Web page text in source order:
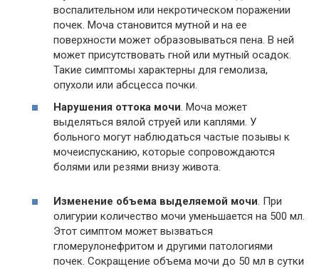
воспалительном или некротическом поражении
почек. Моча становится мутной и на ее
поверхности может образовываться пена. В ней
может присутствовать гной или мутный осадок.
Такие симптомы характерны для гемолиза,
опухоли или абсцесса почки.
Нарушения оттока мочи. Моча может
выделяться вялой струей или каплями. У
больного могут наблюдаться частые позывы к
мочеиспусканию, которые сопровождаются
болями или резями внизу живота.
Изменение объема выделяемой мочи. При
олигурии количество мочи уменьшается на 500 мл.
Этот симптом может вызваться
гломерулонефритом и другими патологиями
почек. Сокращение объема мочи до 50 мл в сутки